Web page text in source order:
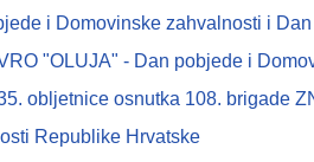
i Domovinske zahvalnosti i
"OLUJA" - Dan pobjede i
obljetnice osnutka 108. brigade
Republike Hrvatske